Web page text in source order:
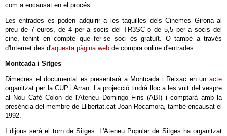
com a encausat en el procés.
Les entrades es poden adquirir a les taquilles dels Cinemes Girona al
preu de 7 euros, de 4 per a socis del TR3SC o de 5,5 per a socis del
cine, tenint en compte que fer-se soci és gratuït. O també a través
d'Internet des d'aquesta pàgina web de compra online d'entrades.
Montcada i Sitges
Dimecres el documental es presentarà a Montcada i Reixac en un acte
organitzat per la CUP i Arran. La projecció tindrà lloc a les vuit del vespre
al Nou Cafè Colon de l'Ateneu Domingo Fins (ABI) i comptarà amb la
presència del membre de Llibertat.cat Joan Rocamora, també encausat el
1992.
I dijous serà el torn de Sitges. L'Ateneu Popular de Sitges ha organitzat